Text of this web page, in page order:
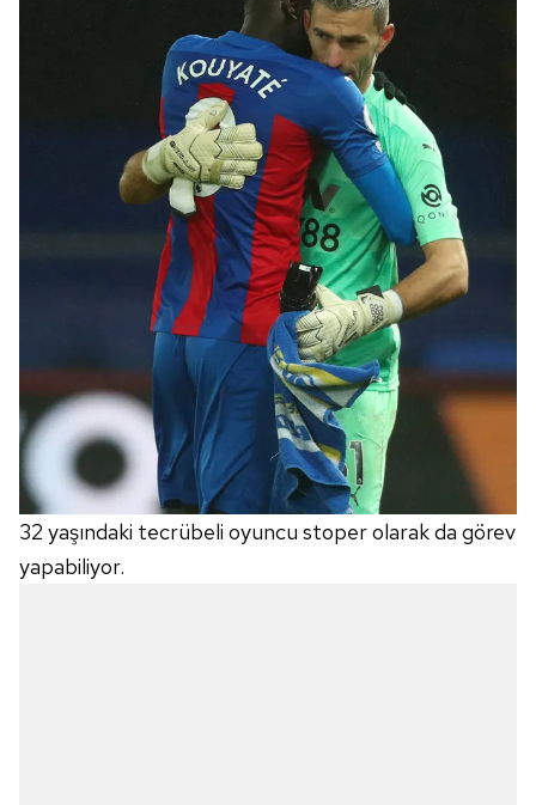
32 yaşındaki tecrübeli oyuncu stoper olarak da görev
yapabiliyor.